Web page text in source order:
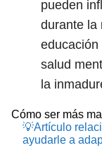
pueden
durante la
salud
la
Cómo ser más
💡Artículo
ayudarle a